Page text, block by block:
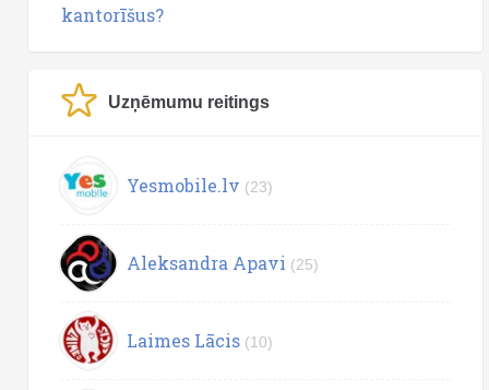
kantorīšus?
Uzņēmumu reitings
Yesmobile.lv (23)
Aleksandra Apavi (25)
Laimes Lācis (10)